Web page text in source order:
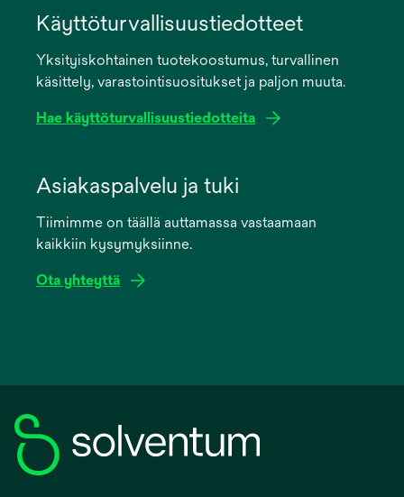
new
Käyttöturvallisuustiedotteet
Yksityiskohtainen tuotekoostumus, turvallinen
käsittely, varastointisuositukset ja paljon muuta.
Hae käyttöturvallisuustiedotteita
new
Asiakaspalvelu ja tuki
Tiimimme on täällä auttamassa vastaamaan
kaikkiin kysymyksiinne.
Ota yhteyttä